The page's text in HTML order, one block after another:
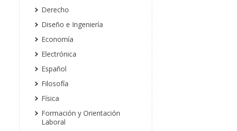
Derecho
Diseño e Ingeniería
Economía
Electrónica
Español
Filosofía
Física
Formación y Orientación
Laboral